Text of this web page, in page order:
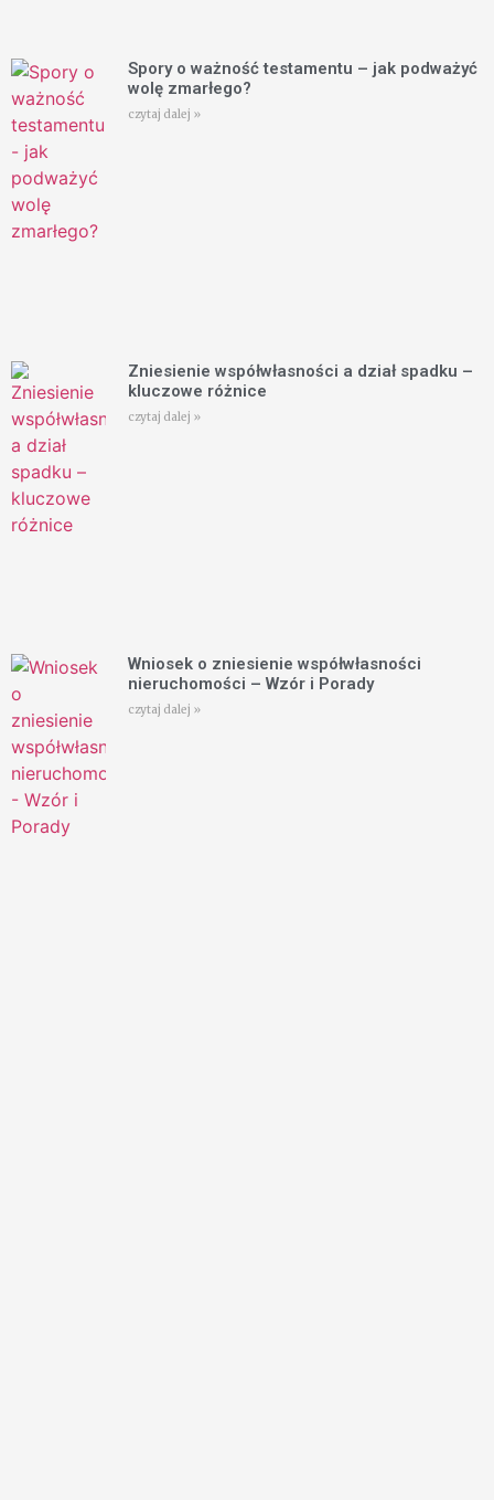
Spory o ważność testamentu – jak podważyć
wolę zmarłego?
czytaj dalej »
Zniesienie współwłasności a dział spadku –
kluczowe różnice
czytaj dalej »
Wniosek o zniesienie współwłasności
nieruchomości – Wzór i Porady
czytaj dalej »